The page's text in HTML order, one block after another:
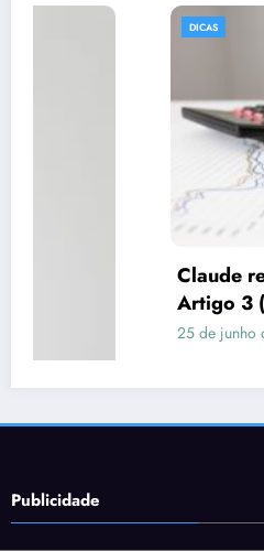
Claude respondeu:
Artigo 3 (Consórcio vs
25 de junho de 2026 Rafael
Publicidade